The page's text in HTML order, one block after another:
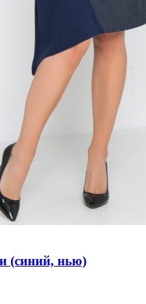
(синий, нью)